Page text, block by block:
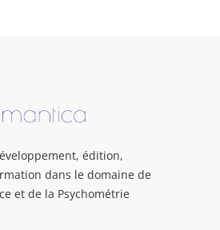
édition,
dans le domaine de
et de la Psychométrie